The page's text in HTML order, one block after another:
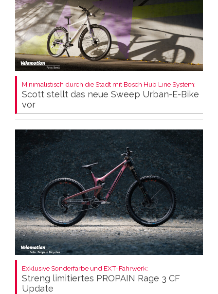
Minimalistisch durch die Stadt mit Bosch Hub Line System:
Scott stellt das neue Sweep Urban-E-Bike
vor
Exklusive Sonderfarbe und EXT-Fahrwerk:
Streng limitiertes PROPAIN Rage 3 CF
Update